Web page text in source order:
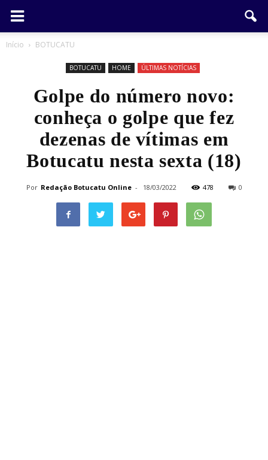
Início BOTUCATU
BOTUCATU HOME ÚLTIMAS NOTÍCIAS
Golpe do número novo:
conheça o golpe que fez
dezenas de vítimas em
Botucatu nesta sexta (18)
Por Redação Botucatu Online - 18/03/2022 478 0